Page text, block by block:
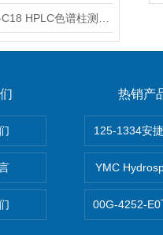
热销产
125-1334安
YMC
00G-4252-